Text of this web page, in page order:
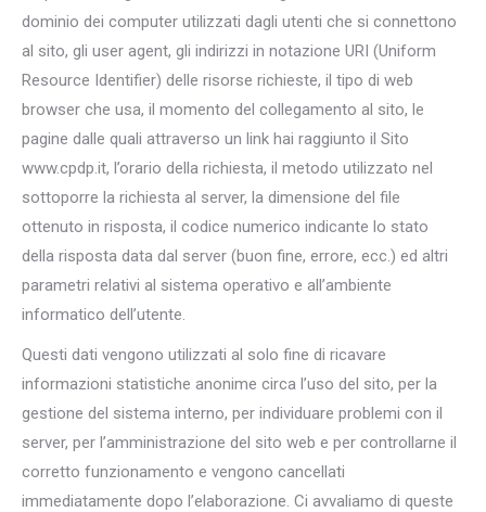
dominio dei computer utilizzati dagli utenti che si connettono
al sito, gli user agent, gli indirizzi in notazione URI (Uniform
Resource Identifier) delle risorse richieste, il tipo di web
browser che usa, il momento del collegamento al sito, le
pagine dalle quali attraverso un link hai raggiunto il Sito
www.cpdp.it, l’orario della richiesta, il metodo utilizzato nel
sottoporre la richiesta al server, la dimensione del file
ottenuto in risposta, il codice numerico indicante lo stato
della risposta data dal server (buon fine, errore, ecc.) ed altri
parametri relativi al sistema operativo e all’ambiente
informatico dell’utente.
Questi dati vengono utilizzati al solo fine di ricavare
informazioni statistiche anonime circa l’uso del sito, per la
gestione del sistema interno, per individuare problemi con il
server, per l’amministrazione del sito web e per controllarne il
corretto funzionamento e vengono cancellati
immediatamente dopo l’elaborazione. Ci avvaliamo di queste